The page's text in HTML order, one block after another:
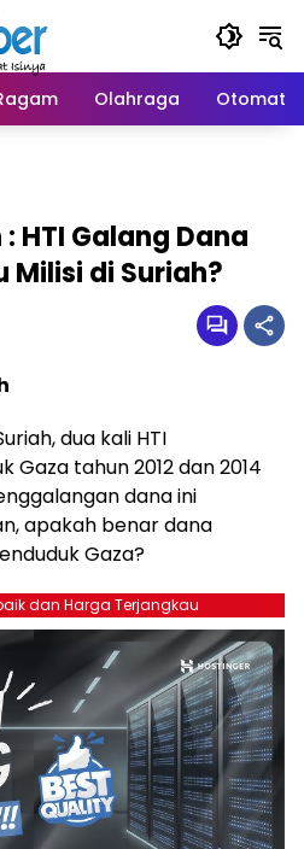
Olahraga Otomatif
HTI Galang Dana
Milisi di Suriah?
dua kali HTI
Gaza tahun 2012 dan 2014
dana ini
apakah benar dana
Gaza?
dan Harga Terjangkau